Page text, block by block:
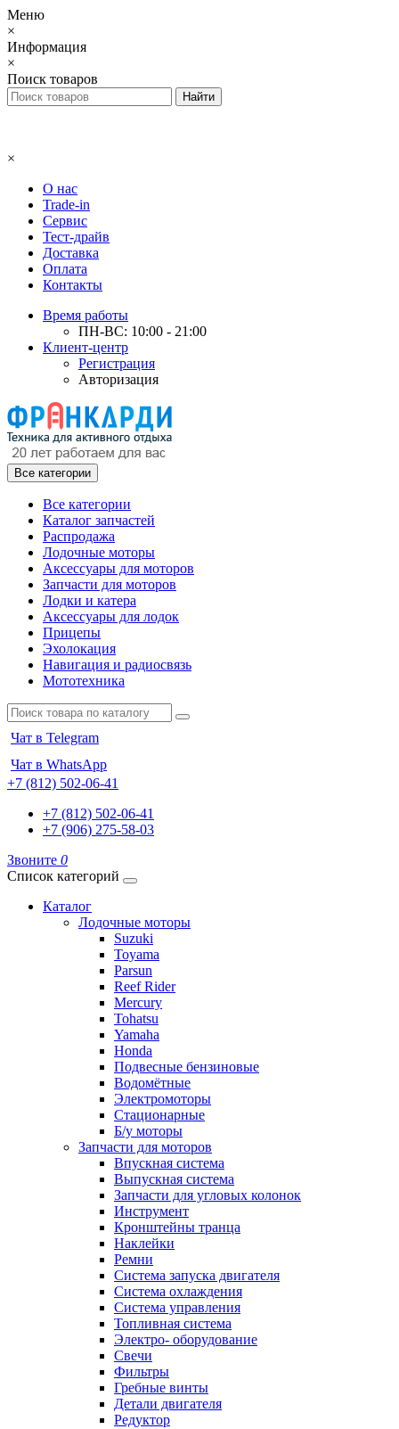
Меню
×
Информация
×
Поиск товаров
×
О нас
Trade-in
Сервис
Тест-драйв
Доставка
Оплата
Контакты
Время работы
ПН-ВС: 10:00 - 21:00
Клиент-центр
Регистрация
Авторизация
Все категории
Все категории
Каталог запчастей
Распродажа
Лодочные моторы
Аксессуары для моторов
Запчасти для моторов
Лодки и катера
Аксессуары для лодок
Прицепы
Эхолокация
Навигация и радиосвязь
Мототехника
Чат в Telegram
Чат в WhatsApp
+7 (812) 502-06-41
+7 (812) 502-06-41
+7 (906) 275-58-03
Звоните 0
Список категорий
Каталог
Лодочные моторы
Suzuki
Toyama
Parsun
Reef Rider
Mercury
Tohatsu
Yamaha
Honda
Подвесные бензиновые
Водомётные
Электромоторы
Стационарные
Б/у моторы
Запчасти для моторов
Впускная система
Выпускная система
Запчасти для угловых колонок
Инструмент
Кронштейны транца
Наклейки
Ремни
Система запуска двигателя
Система охлаждения
Система управления
Топливная система
Электро- оборудование
Свечи
Фильтры
Гребные винты
Детали двигателя
Редуктор